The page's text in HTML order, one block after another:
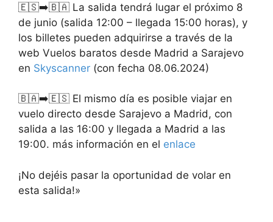
🇪🇸➡️🇧🇦 La salida tendrá lugar el próximo 8
de junio (salida 12:00 – llegada 15:00 horas), y
los billetes pueden adquirirse a través de la
web Vuelos baratos desde Madrid a Sarajevo
en Skyscanner (con fecha 08.06.2024)
🇧🇦➡️🇪🇸 El mismo día es posible viajar en
vuelo directo desde Sarajevo a Madrid, con
salida a las 16:00 y llegada a Madrid a las
19:00. más información en el enlace
¡No dejéis pasar la oportunidad de volar en
esta salida!»